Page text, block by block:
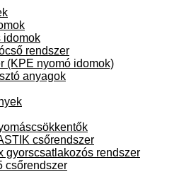
idomok
rendszer
(KPE nyomó idomok)
anyagok
csőrendszer
gyorscsatlakozós rendszer
csőrendszer